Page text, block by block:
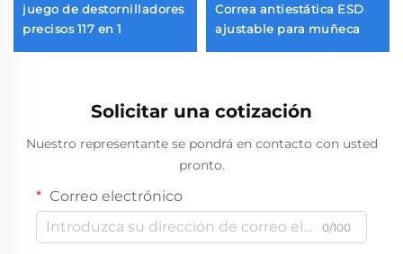
juego de destornilladores
precisos 117 en 1
Correa antiestática ESD
ajustable para muñeca
Solicitar una cotización
Nuestro representante se pondrá en contacto con usted
pronto.
Correo electrónico
0/100